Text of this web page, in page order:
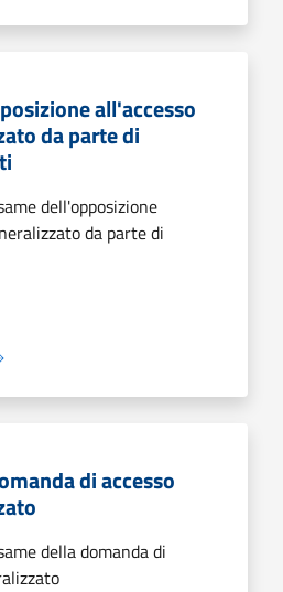
all'accesso
da parte di
dell'opposizione
da parte di
di accesso
della domanda di